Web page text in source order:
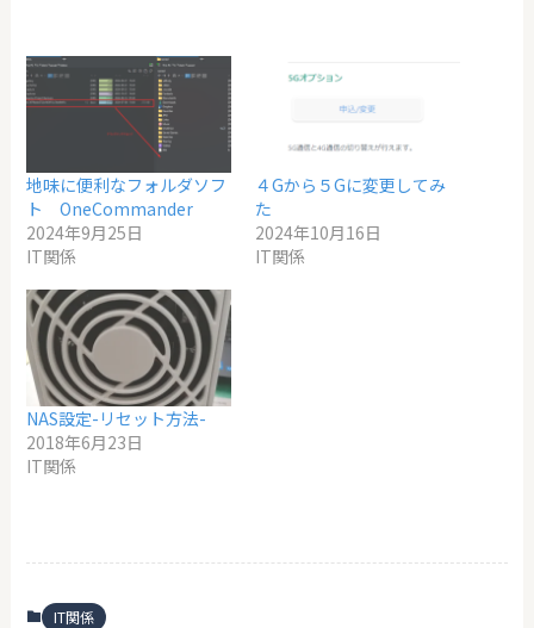
地味に便利なフォルダソフ
ト OneCommander
2024年9月25日
IT関係
４Gから５Gに変更してみ
た
2024年10月16日
IT関係
NAS設定-リセット方法-
2018年6月23日
IT関係
IT関係